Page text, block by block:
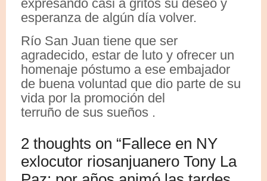
expresando casi a gritos su deseo y
esperanza de algún día volver.
Río San Juan tiene que ser
agradecido, estar de luto y ofrecer un
homenaje póstumo a ese embajador
de buena voluntad que dio parte de su
vida por la promoción del
terruño de sus sueños .
2 thoughts on “Fallece en NY
exlocutor riosanjuanero Tony La